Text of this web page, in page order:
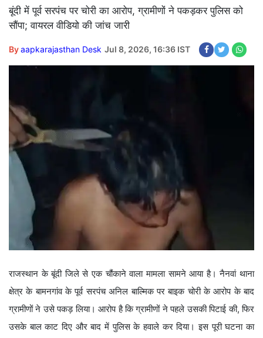
बूंदी में पूर्व सरपंच पर चोरी का आरोप, ग्रामीणों ने पकड़कर पुलिस को
सौंपा; वायरल वीडियो की जांच जारी
Byaapkarajasthan Desk Jul 8, 2026, 16:36 IST
राजस्थान के बूंदी जिले से एक चौंकाने वाला मामला सामने आया है। नैनवां थाना
क्षेत्र के बामनगांव के पूर्व सरपंच अनिल बाल्मिक पर बाइक चोरी के आरोप के बाद
ग्रामीणों ने उसे पकड़ लिया। आरोप है कि ग्रामीणों ने पहले उसकी पिटाई की, फिर
उसके बाल काट दिए और बाद में पुलिस के हवाले कर दिया। इस पूरी घटना का